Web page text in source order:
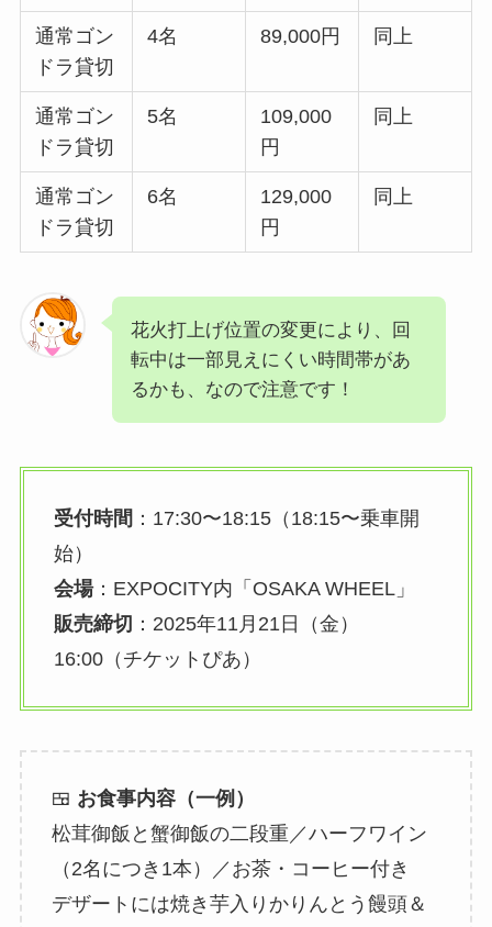
通常ゴン
ドラ貸切
4名 89,000円 同上
通常ゴン
ドラ貸切
5名
109,000
円
同上
通常ゴン
ドラ貸切
6名
129,000
円
同上
花火打上げ位置の変更により、回
転中は一部見えにくい時間帯があ
るかも、なので注意です！
受付時間 ：17:30〜18:15（18:15〜乗車開
始）
会場：EXPOCITY内「OSAKA WHEEL」
販売締切 ：2025年11月21日（金）
16:00（チケットぴあ）
🍱 お食事内容（一例）
松茸御飯と蟹御飯の二段重／ハーフワイン
（2名につき1本）／お茶・コーヒー付き
デザートには焼き芋入りかりんとう饅頭＆